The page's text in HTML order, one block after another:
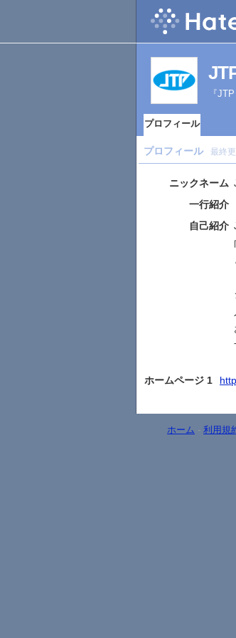
『
プロフィール
プロフィール 最終
ニックネーム
一行紹介
自己紹介
ホームページ 1
ホーム - 利用規